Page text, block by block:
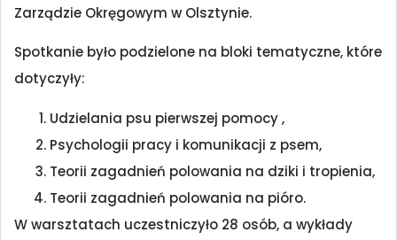
Zarządzie Okręgowym w Olsztynie.
Spotkanie było podzielone na bloki tematyczne, które
dotyczyły:
Udzielania psu pierwszej pomocy ,
Psychologii pracy i komunikacji z psem,
Teorii zagadnień polowania na dziki i tropienia,
Teorii zagadnień polowania na pióro.
W warsztatach uczestniczyło 28 osób, a wykłady